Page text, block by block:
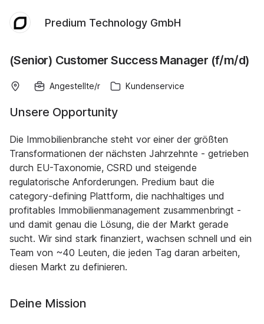
Predium Technology GmbH
(Senior) Customer Success Manager (f/m/d)
Angestellte/r Kundenservice
Unsere Opportunity
Die Immobilienbranche steht vor einer der größten
Transformationen der nächsten Jahrzehnte - getrieben
durch EU-Taxonomie, CSRD und steigende
regulatorische Anforderungen. Predium baut die
category-defining Plattform, die nachhaltiges und
profitables Immobilienmanagement zusammenbringt -
und damit genau die Lösung, die der Markt gerade
sucht. Wir sind stark finanziert, wachsen schnell und ein
Team von ~40 Leuten, die jeden Tag daran arbeiten,
diesen Markt zu definieren.
Deine Mission